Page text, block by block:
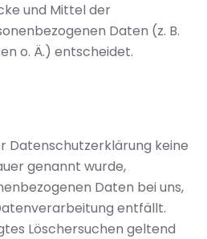
und Mittel der
Daten (z. B.
o. Ä.) entscheidet.
Datenschutzerklärung keine
genannt wurde,
Daten bei uns,
entfällt.
Löschersuchen geltend